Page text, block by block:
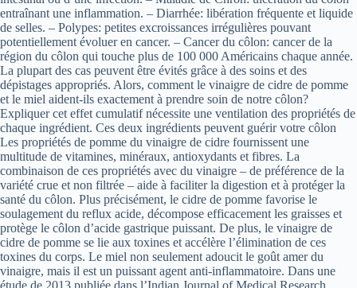
entraînant une inflammation. – Diarrhée: libération fréquente et liquide
de selles. – Polypes: petites excroissances irrégulières pouvant
potentiellement évoluer en cancer. – Cancer du côlon: cancer de la
région du côlon qui touche plus de 100 000 Américains chaque année.
La plupart des cas peuvent être évités grâce à des soins et des
dépistages appropriés. Alors, comment le vinaigre de cidre de pomme
et le miel aident-ils exactement à prendre soin de notre côlon?
Expliquer cet effet cumulatif nécessite une ventilation des propriétés de
chaque ingrédient. Ces deux ingrédients peuvent guérir votre côlon
Les propriétés de pomme du vinaigre de cidre fournissent une
multitude de vitamines, minéraux, antioxydants et fibres. La
combinaison de ces propriétés avec du vinaigre – de préférence de la
variété crue et non filtrée – aide à faciliter la digestion et à protéger la
santé du côlon. Plus précisément, le cidre de pomme favorise le
soulagement du reflux acide, décompose efficacement les graisses et
protège le côlon d’acide gastrique puissant. De plus, le vinaigre de
cidre de pomme se lie aux toxines et accélère l’élimination de ces
toxines du corps. Le miel non seulement adoucit le goût amer du
vinaigre, mais il est un puissant agent anti-inflammatoire. Dans une
étude de 2013 publiée dans l’Indian Journal of Medical Research,